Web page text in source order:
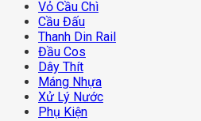
Vỏ Cầu Chì
Cầu Đấu
Thanh Din Rail
Đầu Cos
Dây Thít
Máng Nhựa
Xử Lý Nước
Phụ Kiện